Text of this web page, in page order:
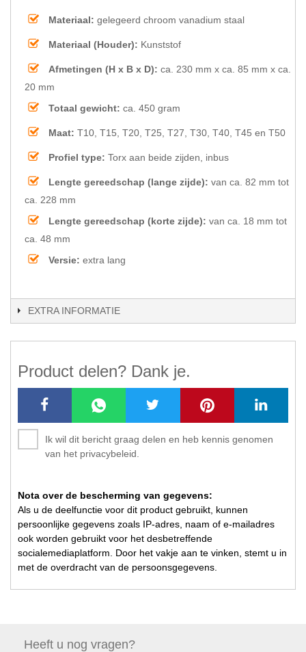
Materiaal: gelegeerd chroom vanadium staal
Materiaal (Houder): Kunststof
Afmetingen (H x B x D): ca. 230 mm x ca. 85 mm x ca.
20 mm
Totaal gewicht: ca. 450 gram
Maat: T10, T15, T20, T25, T27, T30, T40, T45 en T50
Profiel type: Torx aan beide zijden, inbus
Lengte gereedschap (lange zijde): van ca. 82 mm tot
ca. 228 mm
Lengte gereedschap (korte zijde): van ca. 18 mm tot
ca. 48 mm
Versie: extra lang
EXTRA INFORMATIE
Product delen? Dank je.
Ik wil dit bericht graag delen en heb kennis genomen
van het privacybeleid.
Nota over de bescherming van gegevens:
Als u de deelfunctie voor dit product gebruikt, kunnen
persoonlijke gegevens zoals IP-adres, naam of e-mailadres
ook worden gebruikt voor het desbetreffende
socialemediaplatform. Door het vakje aan te vinken, stemt u in
met de overdracht van de persoonsgegevens.
Heeft u nog vragen?